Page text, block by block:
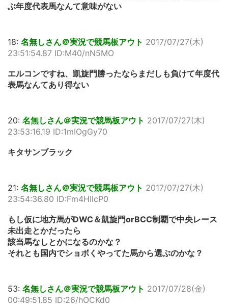
ぶ年度代表馬なんて意味がない
18: 名無しさん＠実況で競馬板アウト 2017/07/27(木)
23:51:54.87 ID:M40/nN5MO
エルコンですね、凱旋門勝ったならまだしも負けて年度代
表馬なんてあり得ない
20: 名無しさん＠実況で競馬板アウト 2017/07/27(木)
23:53:16.19 ID:1mIOgGy70
キタサンブラック
21: 名無しさん＠実況で競馬板アウト 2017/07/27(木)
23:54:36.80 ID:Fm4HIlcP0
もし仮に地方馬がDWC＆凱旋門orBCC制覇で中央レース
未出走とかだったら
該当馬なしとかになるのかな？
それとも国内でショボくやってた馬から選ぶのかな？
53: 名無しさん＠実況で競馬板アウト 2017/07/28(金)
00:49:51.85 ID:26/hOCKd0